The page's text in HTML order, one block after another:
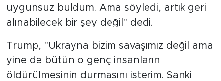
uygunsuz buldum. Ama söyledi, artık geri
alınabilecek bir şey değil" dedi.
Trump, "Ukrayna bizim savaşımız değil ama
yine de bütün o genç insanların
öldürülmesinin durmasını isterim. Sanki